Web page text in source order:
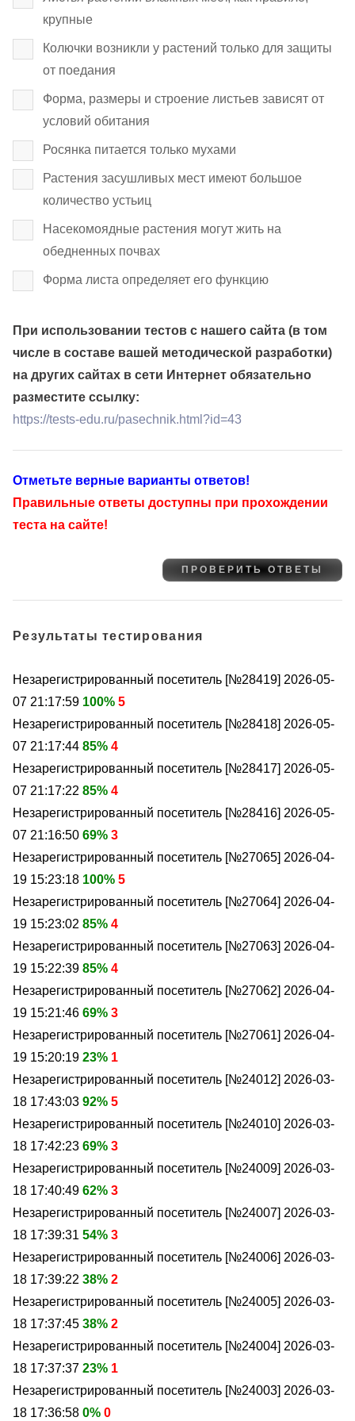
крупные
Колючки возникли у растений только для защиты
от поедания
Форма, размеры и строение листьев зависят от
условий обитания
Росянка питается только мухами
Растения засушливых мест имеют большое
количество устьиц
Насекомоядные растения могут жить на
обедненных почвах
Форма листа определяет его функцию
При использовании тестов с нашего сайта (в том
числе в составе вашей методической разработки)
на других сайтах в сети Интернет обязательно
разместите ссылку:
https://tests-edu.ru/pasechnik.html?id=43
Отметьте верные варианты ответов!
Правильные ответы доступны при прохождении
теста на сайте!
Результаты тестирования
Незарегистрированный посетитель [№28419] 2026-05-
07 21:17:59 100% 5
Незарегистрированный посетитель [№28418] 2026-05-
07 21:17:44 85% 4
Незарегистрированный посетитель [№28417] 2026-05-
07 21:17:22 85% 4
Незарегистрированный посетитель [№28416] 2026-05-
07 21:16:50 69% 3
Незарегистрированный посетитель [№27065] 2026-04-
19 15:23:18 100% 5
Незарегистрированный посетитель [№27064] 2026-04-
19 15:23:02 85% 4
Незарегистрированный посетитель [№27063] 2026-04-
19 15:22:39 85% 4
Незарегистрированный посетитель [№27062] 2026-04-
19 15:21:46 69% 3
Незарегистрированный посетитель [№27061] 2026-04-
19 15:20:19 23% 1
Незарегистрированный посетитель [№24012] 2026-03-
18 17:43:03 92% 5
Незарегистрированный посетитель [№24010] 2026-03-
18 17:42:23 69% 3
Незарегистрированный посетитель [№24009] 2026-03-
18 17:40:49 62% 3
Незарегистрированный посетитель [№24007] 2026-03-
18 17:39:31 54% 3
Незарегистрированный посетитель [№24006] 2026-03-
18 17:39:22 38% 2
Незарегистрированный посетитель [№24005] 2026-03-
18 17:37:45 38% 2
Незарегистрированный посетитель [№24004] 2026-03-
18 17:37:37 23% 1
Незарегистрированный посетитель [№24003] 2026-03-
18 17:36:58 0% 0